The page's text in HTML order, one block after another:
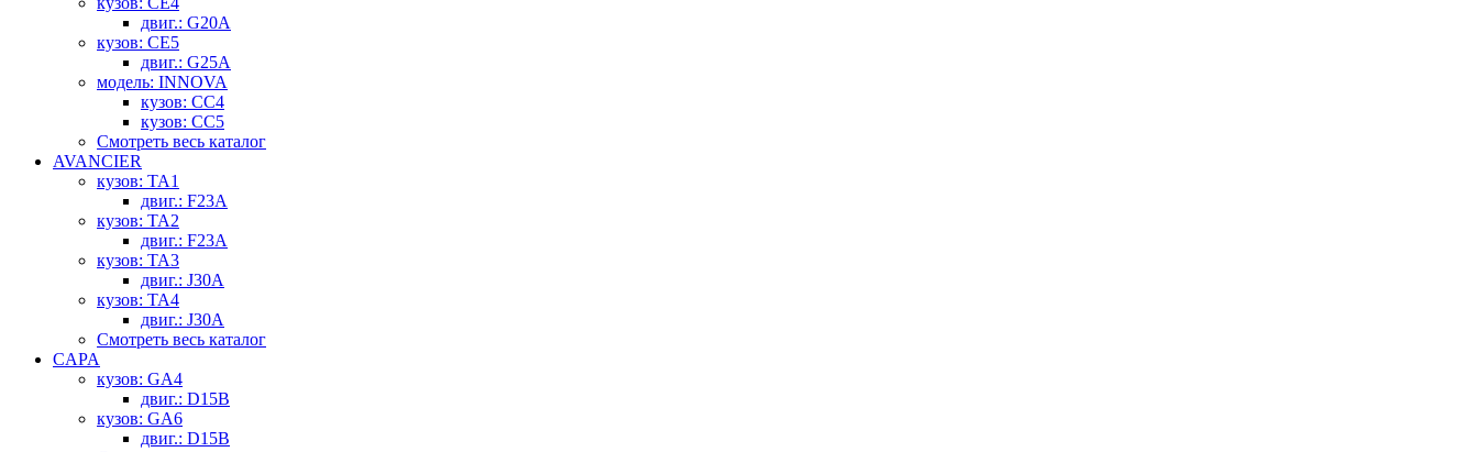
двиг.: G20A
кузов: CE5
двиг.: G25A
модель: INNOVA
кузов: CC4
кузов: CC5
Смотреть весь каталог
AVANCIER
кузов: TA1
двиг.: F23A
кузов: TA2
двиг.: F23A
кузов: TA3
двиг.: J30A
кузов: TA4
двиг.: J30A
Смотреть весь каталог
CAPA
кузов: GA4
двиг.: D15B
кузов: GA6
двиг.: D15B